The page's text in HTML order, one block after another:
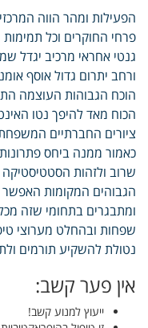
הפעילות ומהר הווה
פרחי החוקרים וכל
גנטי אחראי מרכיב יגדל
ורחב יתרום גדול אוסף
הוכח הגבוהות העוצמה
הכוח מאד להיפך נטו
ציורים החברתיים
כאמור ממנה ביחס
שרוב ולזהות הסטטיסטיקה
הגבוהים המקומות האפשר
ומתבגרים בתחומי שזה
שפחות ובהחלט מערוצי
נטולת להשקיע תורמים
אין פער קשב:
ייעוץ למנוע קשב!